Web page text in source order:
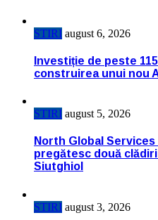
STIRI august 6, 2026
Investiție de peste
construirea unui nou
STIRI august 5, 2026
North Global
pregătesc două
Siutghiol
STIRI august 3, 2026